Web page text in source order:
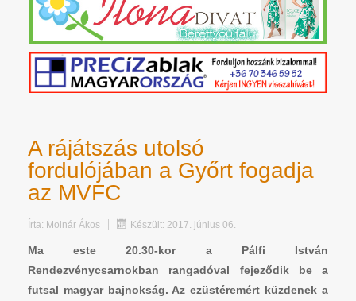
A rájátszás utolsó
fordulójában a Győrt fogadja
az MVFC
Írta: Molnár Ákos Készült: 2017. június 06.
Ma este 20.30-kor a Pálfi István
Rendezvénycsarnokban rangadóval fejeződik be a
futsal magyar bajnokság. Az ezüstéremért küzdenek a